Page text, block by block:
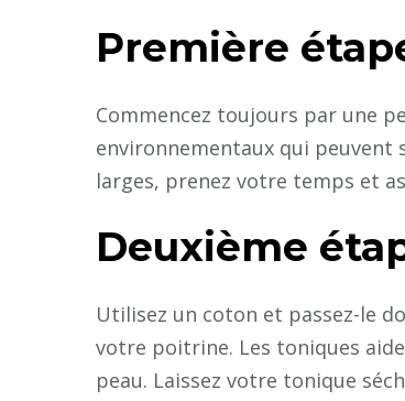
Première
Commencez toujours par une
environnementaux qui peuvent
larges, prenez votre temps et
Deuxième
Utilisez un coton et passez-le
votre poitrine. Les toniques
peau. Laissez votre tonique